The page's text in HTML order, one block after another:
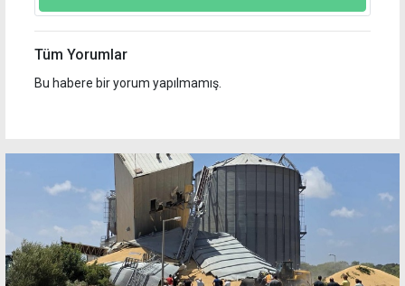
Tüm Yorumlar
Bu habere bir yorum yapılmamış.